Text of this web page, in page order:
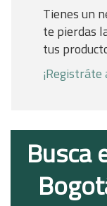
Tienes un
te pierdas
tus
Busca